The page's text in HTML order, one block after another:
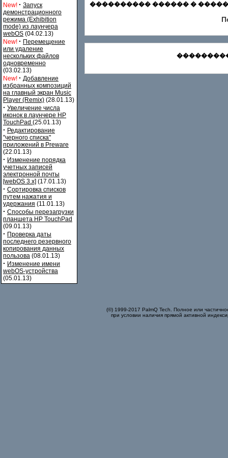
New! · Запуск
демонстрационного
режима (Exhibition
mode) из лаунчера
webOS (04.02.13)
New! · Перемещение
или удаление
нескольких файлов
одновременно
(03.02.13)
New! · Добавление
избранных композиций
на главный экран Music
Player (Remix) (28.01.13)
· Увеличение числа
иконок в лаунчере HP
TouchPad (25.01.13)
· Редактирование
"черного списка"
приложений в Preware
(22.01.13)
· Изменение порядка
учетных записей
электронной почты
[webOS 3.x] (17.01.13)
· Сортировка списков
путем нажатия и
удержания (11.01.13)
· Способы перезагрузки
планшета HP TouchPad
(09.01.13)
· Проверка даты
последнего резервного
копирования данных
пользова (08.01.13)
· Изменение имени
webOS-устройства
(05.01.13)
���������� ������ �
(©) 1999-2017 PalmQ Tech. Полное или
при условии наличия прямой активной